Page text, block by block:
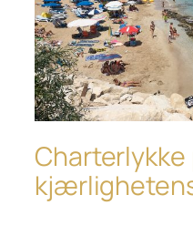
Charterlykke